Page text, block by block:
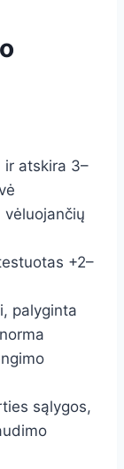
ir atskira 3–
+2–
palyginta
sąlygos,